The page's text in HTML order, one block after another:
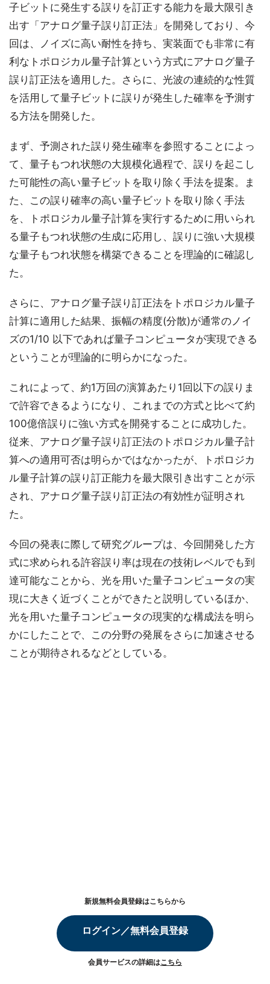
子ビットに発生する誤りを訂正する能力を最大限引き
出す「アナログ量子誤り訂正法」を開発しており、今
回は、ノイズに高い耐性を持ち、実装面でも非常に有
利なトポロジカル量子計算という方式にアナログ量子
誤り訂正法を適用した。さらに、光波の連続的な性質
を活用して量子ビットに誤りが発生した確率を予測す
る方法を開発した。
まず、予測された誤り発生確率を参照することによっ
て、量子もつれ状態の大規模化過程で、誤りを起こし
た可能性の高い量子ビットを取り除く手法を提案。ま
た、この誤り確率の高い量子ビットを取り除く手法
を、トポロジカル量子計算を実行するために用いられ
る量子もつれ状態の生成に応用し、誤りに強い大規模
な量子もつれ状態を構築できることを理論的に確認し
た。
さらに、アナログ量子誤り訂正法をトポロジカル量子
計算に適用した結果、振幅の精度(分散)が通常のノイ
ズの1/10 以下であれば量子コンピュータが実現できる
ということが理論的に明らかになった。
これによって、約1万回の演算あたり1回以下の誤りま
で許容できるようになり、これまでの方式と比べて約
100億倍誤りに強い方式を開発することに成功した。
従来、アナログ量子誤り訂正法のトポロジカル量子計
算への適用可否は明らかではなかったが、トポロジカ
ル量子計算の誤り訂正能力を最大限引き出すことが示
され、アナログ量子誤り訂正法の有効性が証明され
た。
今回の発表に際して研究グループは、今回開発した方
式に求められる許容誤り率は現在の技術レベルでも到
達可能なことから、光を用いた量子コンピュータの実
現に大きく近づくことができたと説明しているほか、
光を用いた量子コンピュータの現実的な構成法を明ら
かにしたことで、この分野の発展をさらに加速させる
ことが期待されるなどとしている。
新規無料会員登録はこちらから
ログイン／無料会員登録
会員サービスの詳細はこちら